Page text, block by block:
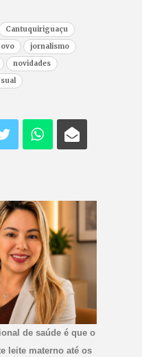
Cantuquiriguaçu
jornalismo
novidades
de saúde é que o
leite materno até os